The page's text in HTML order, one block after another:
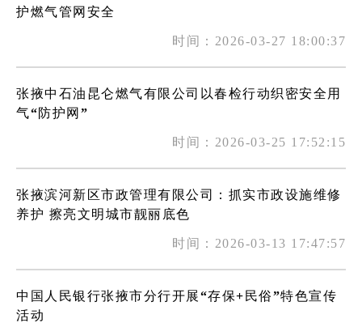
护燃气管网安全
时间：2026-03-27 18:00:37
张掖中石油昆仑燃气有限公司以春检行动织密安全用
气“防护网”
时间：2026-03-25 17:52:15
张掖滨河新区市政管理有限公司：抓实市政设施维修
养护 擦亮文明城市靓丽底色
时间：2026-03-13 17:47:57
中国人民银行张掖市分行开展“存保+民俗”特色宣传
活动